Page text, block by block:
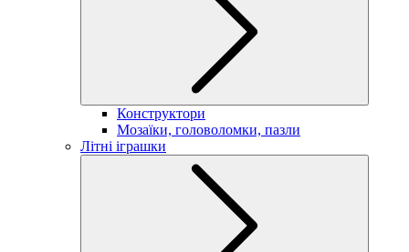
Конструктори
Мозаїки, головоломки, пазли
Літні іграшки